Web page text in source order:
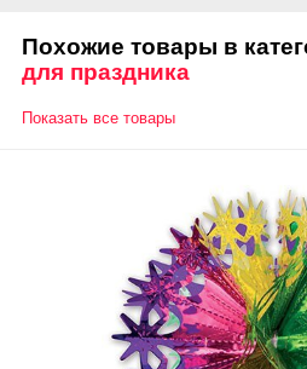
Похожие товары в
для праздника
Показать все товары